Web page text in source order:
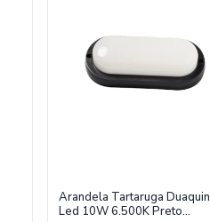
Arandela Tartaruga Duaquin
Led 10W 6.500K Preto